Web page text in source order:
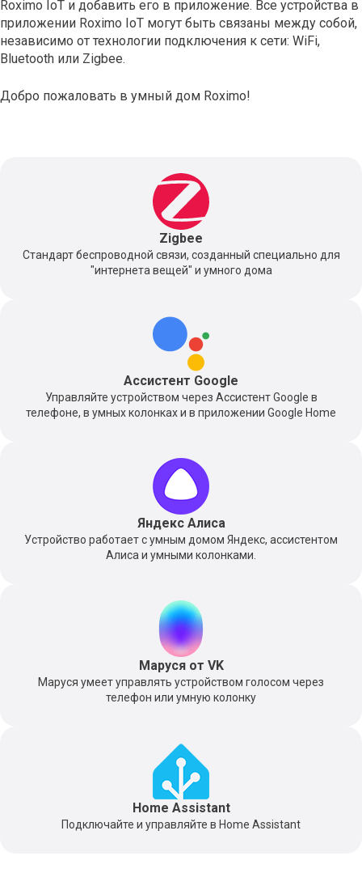
Roximo IoT и добавить его в приложение. Все устройства в
приложении Roximo IoT могут быть связаны между собой,
независимо от технологии подключения к сети: WiFi,
Bluetooth или Zigbee.
Добро пожаловать в умный дом Roximo!
Zigbee
Стандарт беспроводной связи, созданный специально для
"интернета вещей" и умного дома
Ассистент Google
Управляйте устройством через Ассистент Google в
телефоне, в умных колонках и в приложении Google Home
Яндекс Алиса
Устройство работает с умным домом Яндекс, ассистентом
Алиса и умными колонками.
Маруся от VK
Маруся умеет управлять устройством голосом через
телефон или умную колонку
Home Assistant
Подключайте и управляйте в Home Assistant